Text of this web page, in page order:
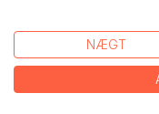
Die Konstruktion ist
worden, und die
sind in modernen
NÆGT